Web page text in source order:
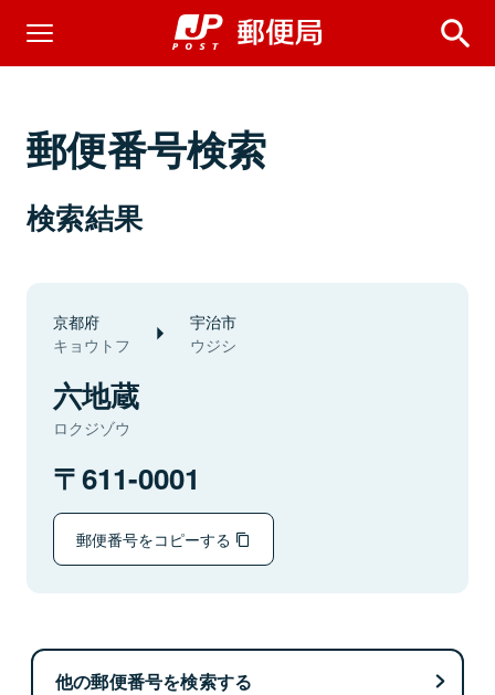
郵便番号検索
検索結果
京都府
キョウトフ
宇治市
ウジシ
六地蔵
ロクジゾウ
611-0001
郵便番号をコピーする
他の郵便番号を検索する